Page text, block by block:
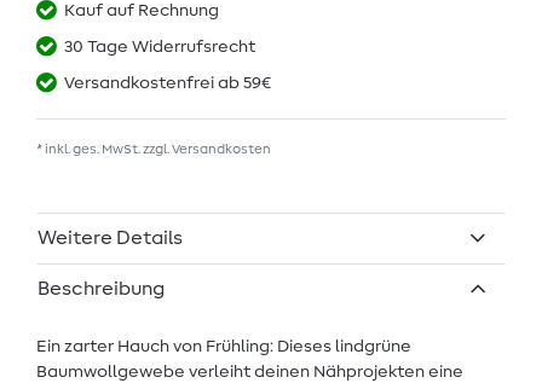
Kauf auf Rechnung
30 Tage Widerrufsrecht
Versandkostenfrei ab 59€
* inkl. ges. MwSt. zzgl. Versandkosten
Weitere Details
Beschreibung
Ein zarter Hauch von Frühling: Dieses lindgrüne
Baumwollgewebe verleiht deinen Nähprojekten eine